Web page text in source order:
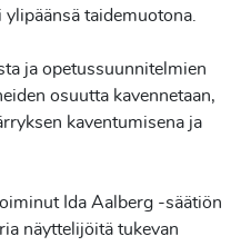
ylipäänsä taidemuotona.
ja opetussuunnitelmien
osuutta kavennetaan,
kaventumisena ja
Ida Aalberg -säätiön
näyttelijöitä tukevan